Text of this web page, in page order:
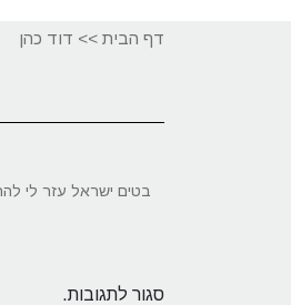
דף הבית >> דוד כהן
בטים ישראל עזר לי
סגור לתגובות.